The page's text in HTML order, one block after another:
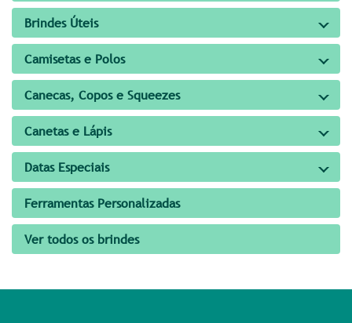
Brindes Úteis
Camisetas e Polos
Canecas, Copos e Squeezes
Canetas e Lápis
Datas Especiais
Ferramentas Personalizadas
Ver todos os brindes